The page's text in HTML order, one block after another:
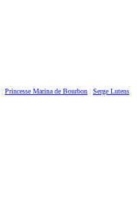
Princesse Marina de Bourbon Serge Lutens